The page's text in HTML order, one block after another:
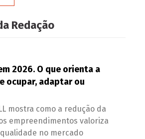
Redação
2026. O que orienta a
ocupar, adaptar ou
mostra como a redução da
empreendimentos valoriza
no mercado